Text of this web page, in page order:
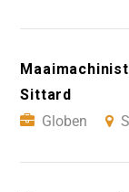
Sittard
Globen